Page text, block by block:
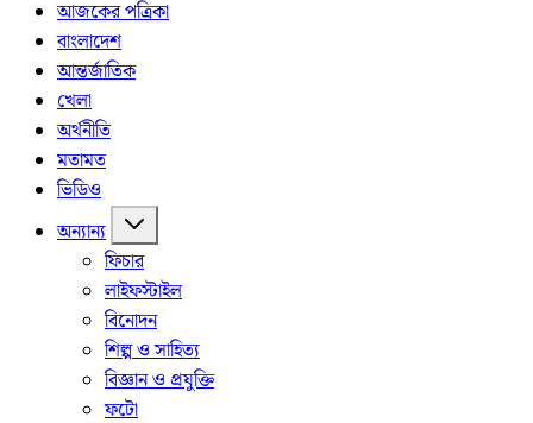
আজকের পত্রিকা
বাংলাদেশ
আন্তর্জাতিক
খেলা
অর্থনীতি
মতামত
ভিডিও
অন্যান্য
ফিচার
লাইফস্টাইল
বিনোদন
শিল্প ও সাহিত্য
বিজ্ঞান ও প্রযুক্তি
ফটো